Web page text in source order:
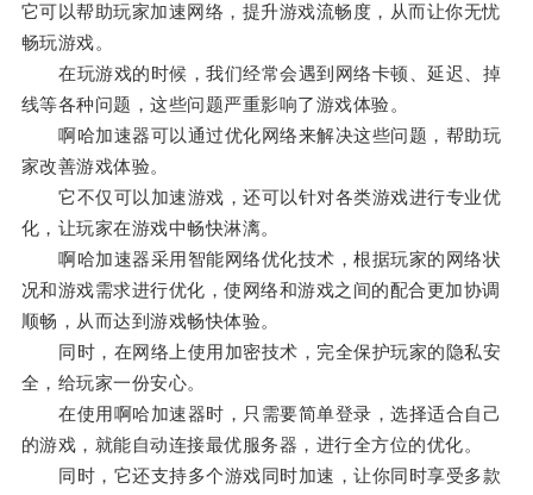
它可以帮助玩家加速网络，提升游戏流畅度，从而让你无忧
畅玩游戏。
在玩游戏的时候，我们经常会遇到网络卡顿、延迟、掉
线等各种问题，这些问题严重影响了游戏体验。
啊哈加速器可以通过优化网络来解决这些问题，帮助玩
家改善游戏体验。
它不仅可以加速游戏，还可以针对各类游戏进行专业优
化，让玩家在游戏中畅快淋漓。
啊哈加速器采用智能网络优化技术，根据玩家的网络状
况和游戏需求进行优化，使网络和游戏之间的配合更加协调
顺畅，从而达到游戏畅快体验。
同时，在网络上使用加密技术，完全保护玩家的隐私安
全，给玩家一份安心。
在使用啊哈加速器时，只需要简单登录，选择适合自己
的游戏，就能自动连接最优服务器，进行全方位的优化。
同时，它还支持多个游戏同时加速，让你同时享受多款